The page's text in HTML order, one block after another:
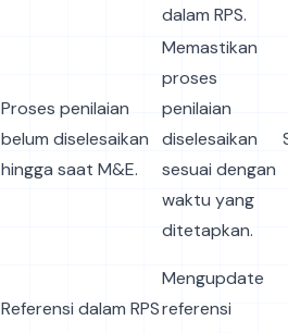
dalam RPS.
Proses penilaian
belum diselesaikan
hingga saat M&E.
Memastikan
proses
penilaian
diselesaikan
sesuai dengan
waktu yang
ditetapkan.
Referensi dalam RPS
Mengupdate
referensi